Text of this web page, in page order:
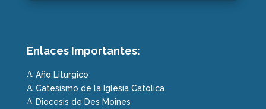
Enlaces Importantes:
A Año Liturgico
A Catesismo de la Iglesia Catolica
A Diocesis de Des Moines